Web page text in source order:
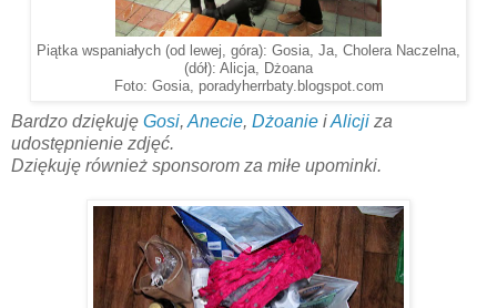
Piątka wspaniałych (od lewej, góra): Gosia, Ja, Cholera Naczelna,
(dół): Alicja, Dżoana
Foto: Gosia, poradyherrbaty.blogspot.com
Bardzo dziękuję Gosi, Anecie, Dżoanie iAlicji za
udostępnienie zdjęć.
Dziękuję również sponsorom za miłe upominki.